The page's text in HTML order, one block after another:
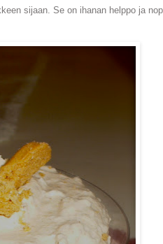
sijaan. Se on ihanan helppo ja